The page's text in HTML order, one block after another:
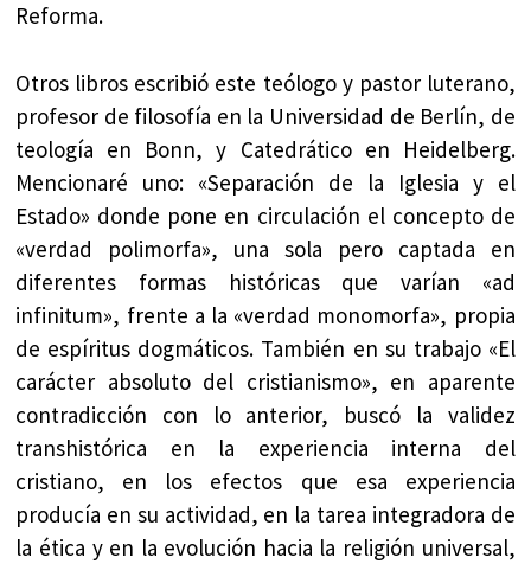
Reforma.
Otros libros escribió este teólogo y pastor luterano,
profesor de filosofía en la Universidad de Berlín, de
teología en Bonn, y Catedrático en Heidelberg.
Mencionaré uno: «Separación de la Iglesia y el
Estado» donde pone en circulación el concepto de
«verdad polimorfa», una sola pero captada en
diferentes formas históricas que varían «ad
infinitum», frente a la «verdad monomorfa», propia
de espíritus dogmáticos. También en su trabajo «El
carácter absoluto del cristianismo», en aparente
contradicción con lo anterior, buscó la validez
transhistórica en la experiencia interna del
cristiano, en los efectos que esa experiencia
producía en su actividad, en la tarea integradora de
la ética y en la evolución hacia la religión universal,